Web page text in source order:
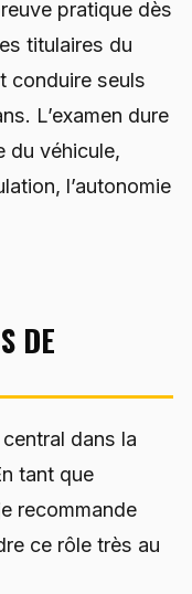
pratique dès
titulaires du
conduire seuls
L’examen dure
du véhicule,
l’autonomie
DE
dans la
tant que
recommande
ce rôle très au